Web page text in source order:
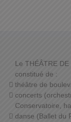
Le THÉÂTRE
constitué de :
théâtre de
concerts
Conservatoire,
danse (Ballet du